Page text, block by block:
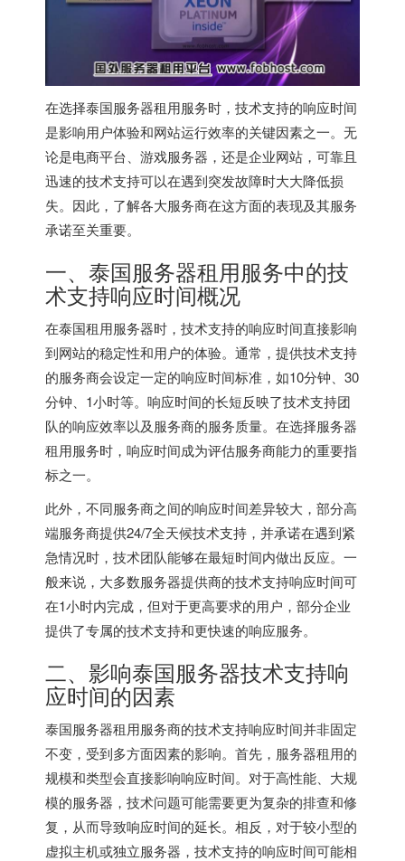
在选择泰国服务器租用服务时，技术支持的响应时间
是影响用户体验和网站运行效率的关键因素之一。无
论是电商平台、游戏服务器，还是企业网站，可靠且
迅速的技术支持可以在遇到突发故障时大大降低损
失。因此，了解各大服务商在这方面的表现及其服务
承诺至关重要。
一、泰国服务器租用服务中的技
术支持响应时间概况
在泰国租用服务器时，技术支持的响应时间直接影响
到网站的稳定性和用户的体验。通常，提供技术支持
的服务商会设定一定的响应时间标准，如10分钟、30
分钟、1小时等。响应时间的长短反映了技术支持团
队的响应效率以及服务商的服务质量。在选择服务器
租用服务时，响应时间成为评估服务商能力的重要指
标之一。
此外，不同服务商之间的响应时间差异较大，部分高
端服务商提供24/7全天候技术支持，并承诺在遇到紧
急情况时，技术团队能够在最短时间内做出反应。一
般来说，大多数服务器提供商的技术支持响应时间可
在1小时内完成，但对于更高要求的用户，部分企业
提供了专属的技术支持和更快速的响应服务。
二、影响泰国服务器技术支持响
应时间的因素
泰国服务器租用服务商的技术支持响应时间并非固定
不变，受到多方面因素的影响。首先，服务器租用的
规模和类型会直接影响响应时间。对于高性能、大规
模的服务器，技术问题可能需要更为复杂的排查和修
复，从而导致响应时间的延长。相反，对于较小型的
虚拟主机或独立服务器，技术支持的响应时间可能相